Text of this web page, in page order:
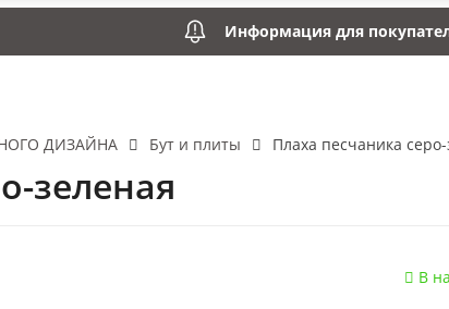
Информация для покупателей!
ДИЗАЙНА Бут и плиты Плаха песчаника
зеленая
В